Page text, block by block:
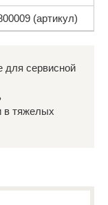
(артикул)
сервисной
в тяжелых